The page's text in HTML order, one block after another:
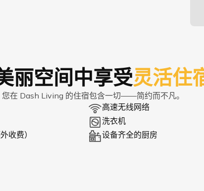
丽空间中享受灵活住
您在 Dash Living 的住宿包含一切——简约而不凡。
高速无线网络
洗衣机
收费）
设备齐全的厨房